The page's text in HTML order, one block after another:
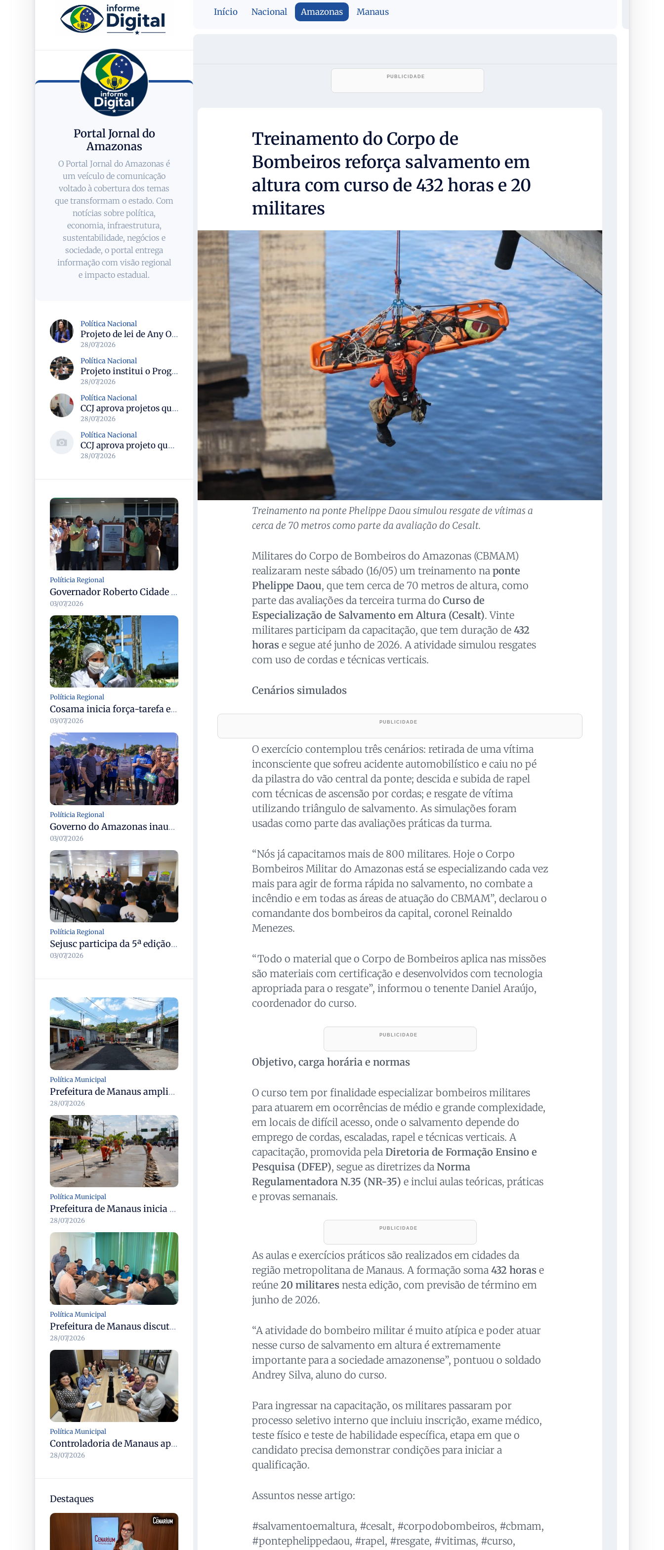
Portal Jornal do
Amazonas
O Portal Jornal do Amazonas é
um veículo de comunicação
voltado à cobertura dos temas
que transformam o estado. Com
notícias sobre política,
economia, infraestrutura,
sustentabilidade, negócios e
sociedade, o portal entrega
informação com visão regional
e impacto estadual.
Política Nacional
Projeto de lei de Any Ortiz retira obrigação de ajuste escolar para a Copa do Mundo Feminina 2027
28/07/2026
Política Nacional
Projeto institui o Programa Nacional de Apoio ao Aleitamento Humano em Emergências (Prame) na Câmara dos Deputados
28/07/2026
Política Nacional
CCJ aprova projetos que criam datas comemorativas e reconhecem Uberlândia como capital do paradesporto
28/07/2026
Política Nacional
CCJ aprova projeto que reconhece soldadinho-do-araripe como ave-símbolo da Chapada do Araripe
28/07/2026
Políticia Regional
Governador Roberto Cidade entrega readequação do ambulatório da FCecon e amplia capacidade de atendimento oncológico em Manaus
03/07/2026
Políticia Regional
Cosama inicia força-tarefa em Anamã para fortalecer abastecimento de água e segurança hídrica da população
03/07/2026
Políticia Regional
Governo do Amazonas inaugura primeiro Castramóvel Fluvial para atendimento veterinário às comunidades ribeirinhas e castração gratuita
03/07/2026
Políticia Regional
Sejusc participa da 5ª edição do Caminhos Literários com foco na cultura hip-hop nas unidades socioeducativas
03/07/2026
Política Municipal
Prefeitura de Manaus amplia recuperação asfáltica na rua Araci para melhorar mobilidade e segurança
28/07/2026
Política Municipal
Prefeitura de Manaus inicia revitalização dos canteiros centrais em dez corredores viários da cidade
28/07/2026
Política Municipal
Prefeitura de Manaus discute modernização do transporte complementar e renovação da frota com cooperativas
28/07/2026
Política Municipal
Controladoria de Manaus apresenta nova metodologia de gestão de riscos de integridade à Casa Civil em reunião de alinhamento
28/07/2026
Destaques
Início Nacional Amazonas Manaus
Treinamento do Corpo de
Bombeiros reforça salvamento em
altura com curso de 432 horas e 20
militares
Treinamento na ponte Phelippe Daou simulou resgate de vítimas a
cerca de 70 metros como parte da avaliação do Cesalt.
Militares do Corpo de Bombeiros do Amazonas (CBMAM)
realizaram neste sábado (16/05) um treinamento na ponte
Phelippe Daou, que tem cerca de 70 metros de altura, como
parte das avaliações da terceira turma do Curso de
Especialização de Salvamento em Altura (Cesalt). Vinte
militares participam da capacitação, que tem duração de 432
horase segue até junho de 2026. A atividade simulou resgates
com uso de cordas e técnicas verticais.
Cenários simulados
O exercício contemplou três cenários: retirada de uma vítima
inconsciente que sofreu acidente automobilístico e caiu no pé
da pilastra do vão central da ponte; descida e subida de rapel
com técnicas de ascensão por cordas; e resgate de vítima
utilizando triângulo de salvamento. As simulações foram
usadas como parte das avaliações práticas da turma.
“Nós já capacitamos mais de 800 militares. Hoje o Corpo
Bombeiros Militar do Amazonas está se especializando cada vez
mais para agir de forma rápida no salvamento, no combate a
incêndio e em todas as áreas de atuação do CBMAM”, declarou o
comandante dos bombeiros da capital, coronel Reinaldo
Menezes.
“Todo o material que o Corpo de Bombeiros aplica nas missões
são materiais com certificação e desenvolvidos com tecnologia
apropriada para o resgate”, informou o tenente Daniel Araújo,
coordenador do curso.
Objetivo, carga horária e normas
O curso tem por finalidade especializar bombeiros militares
para atuarem em ocorrências de médio e grande complexidade,
em locais de difícil acesso, onde o salvamento depende do
emprego de cordas, escaladas, rapel e técnicas verticais. A
capacitação, promovida pela Diretoria de Formação Ensino e
Pesquisa (DFEP), segue as diretrizes da Norma
Regulamentadora N.35 (NR-35) e inclui aulas teóricas, práticas
e provas semanais.
As aulas e exercícios práticos são realizados em cidades da
região metropolitana de Manaus. A formação soma 432 horase
reúne 20 militaresnesta edição, com previsão de término em
junho de 2026.
“A atividade do bombeiro militar é muito atípica e poder atuar
nesse curso de salvamento em altura é extremamente
importante para a sociedade amazonense”, pontuou o soldado
Andrey Silva, aluno do curso.
Para ingressar na capacitação, os militares passaram por
processo seletivo interno que incluiu inscrição, exame médico,
teste físico e teste de habilidade específica, etapa em que o
candidato precisa demonstrar condições para iniciar a
qualificação.
Assuntos nesse artigo:
#salvamentoemaltura, #cesalt, #corpodobombeiros, #cbmam,
#pontephelippedaou, #rapel, #resgate, #vitimas, #curso,